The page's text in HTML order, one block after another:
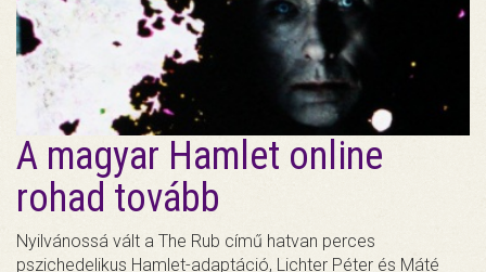
A magyar Hamlet online
rohad tovább
Nyilvánossá vált a The Rub című hatvan perces
pszichedelikus Hamlet-adaptáció, Lichter Péter és Máté